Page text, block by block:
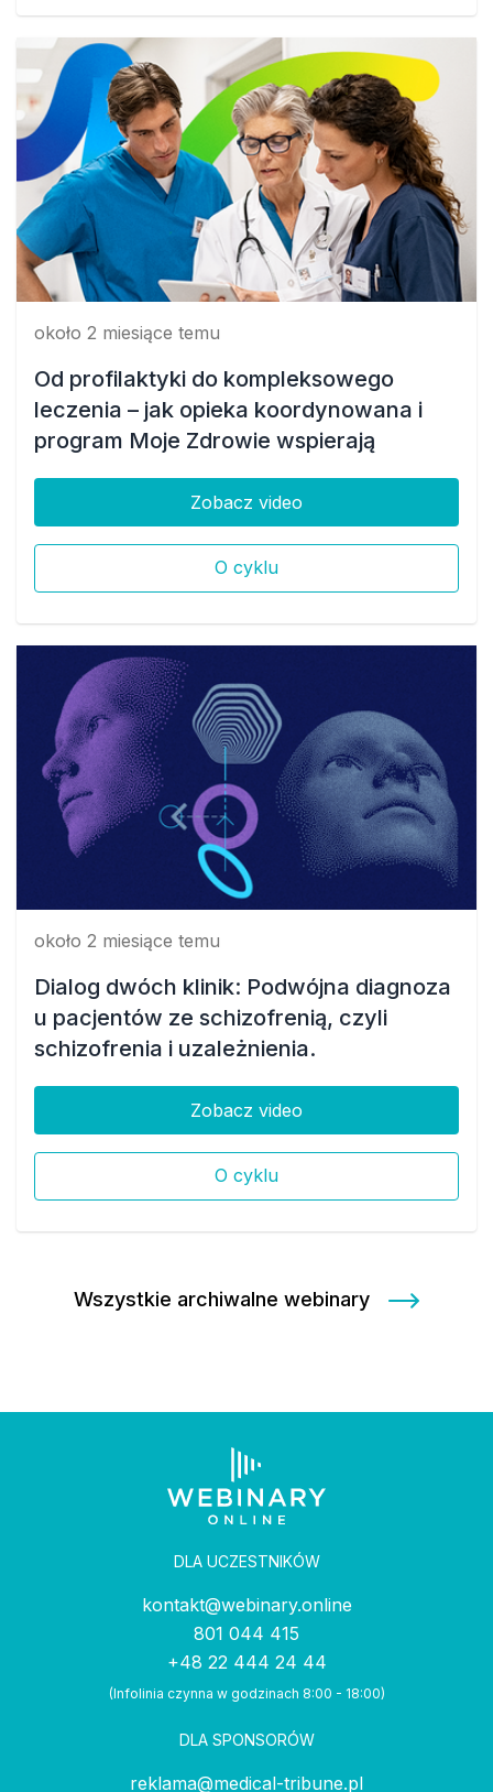
około 2 miesiące temu
Od profilaktyki do kompleksowego
leczenia – jak opieka koordynowana i
program Moje Zdrowie wspierają
zarządzanie zdrowiem pacjenta.
Omówmy to na przypadkach
Zobacz video
O cyklu
około 2 miesiące temu
Dialog dwóch klinik: Podwójna diagnoza
u pacjentów ze schizofrenią, czyli
schizofrenia i uzależnienia.
Zobacz video
O cyklu
Wszystkie archiwalne webinary
DLA UCZESTNIKÓW
kontakt@webinary.online
801 044 415
+48 22 444 24 44
(Infolinia czynna w godzinach 8:00 - 18:00)
DLA SPONSORÓW
reklama@medical-tribune.pl